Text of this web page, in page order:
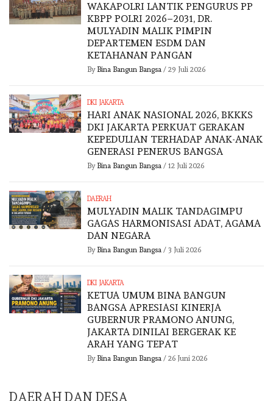
WAKAPOLRI LANTIK PENGURUS PP
KBPP POLRI 2026–2031, DR.
MULYADIN MALIK PIMPIN
DEPARTEMEN ESDM DAN
KETAHANAN PANGAN
By Bina Bangun Bangsa/ 29 Juli 2026
DKI JAKARTA
HARI ANAK NASIONAL 2026, BKKKS
DKI JAKARTA PERKUAT GERAKAN
KEPEDULIAN TERHADAP ANAK-ANAK
GENERASI PENERUS BANGSA
By Bina Bangun Bangsa/ 12 Juli 2026
DAERAH
MULYADIN MALIK TANDAGIMPU
GAGAS HARMONISASI ADAT, AGAMA
DAN NEGARA
By Bina Bangun Bangsa/ 3 Juli 2026
DKI JAKARTA
KETUA UMUM BINA BANGUN
BANGSA APRESIASI KINERJA
GUBERNUR PRAMONO ANUNG,
JAKARTA DINILAI BERGERAK KE
ARAH YANG TEPAT
By Bina Bangun Bangsa/ 26 Juni 2026
DAERAH DAN DESA